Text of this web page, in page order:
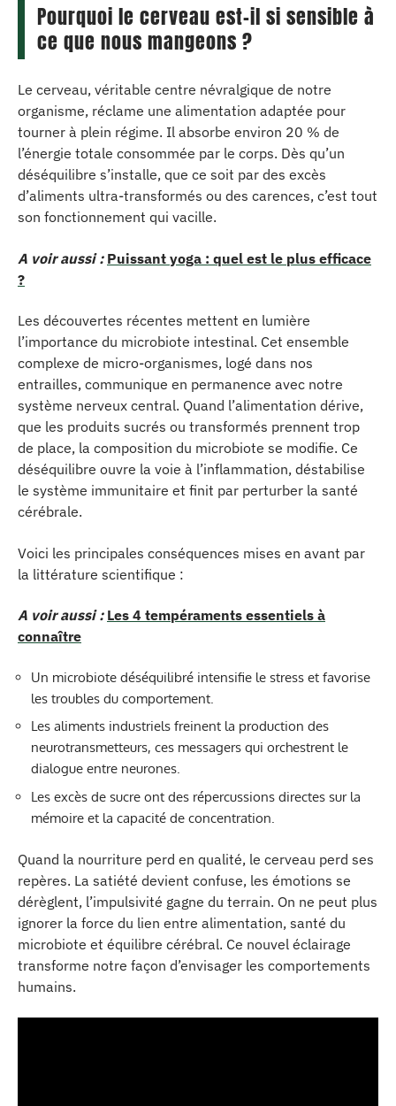
Pourquoi le cerveau est-il si sensible à
ce que nous mangeons ?
Le cerveau, véritable centre névralgique de notre
organisme, réclame une alimentation adaptée pour
tourner à plein régime. Il absorbe environ 20 % de
l’énergie totale consommée par le corps. Dès qu’un
déséquilibre s’installe, que ce soit par des excès
d’aliments ultra-transformés ou des carences, c’est tout
son fonctionnement qui vacille.
A voir aussi : Puissant yoga : quel est le plus efficace
?
Les découvertes récentes mettent en lumière
l’importance du microbiote intestinal. Cet ensemble
complexe de micro-organismes, logé dans nos
entrailles, communique en permanence avec notre
système nerveux central. Quand l’alimentation dérive,
que les produits sucrés ou transformés prennent trop
de place, la composition du microbiote se modifie. Ce
déséquilibre ouvre la voie à l’inflammation, déstabilise
le système immunitaire et finit par perturber la santé
cérébrale.
Voici les principales conséquences mises en avant par
la littérature scientifique :
A voir aussi : Les 4 tempéraments essentiels à
connaître
Un microbiote déséquilibré intensifie le stress et favorise
les troubles du comportement.
Les aliments industriels freinent la production des
neurotransmetteurs, ces messagers qui orchestrent le
dialogue entre neurones.
Les excès de sucre ont des répercussions directes sur la
mémoire et la capacité de concentration.
Quand la nourriture perd en qualité, le cerveau perd ses
repères. La satiété devient confuse, les émotions se
dérèglent, l’impulsivité gagne du terrain. On ne peut plus
ignorer la force du lien entre alimentation, santé du
microbiote et équilibre cérébral. Ce nouvel éclairage
transforme notre façon d’envisager les comportements
humains.